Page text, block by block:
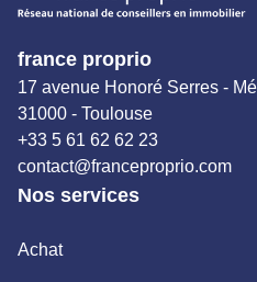
france proprio
17 avenue Honoré Serres -
31000 - Toulouse
+33 5 61 62 62 23
contact@franceproprio.com
Nos services
Achat